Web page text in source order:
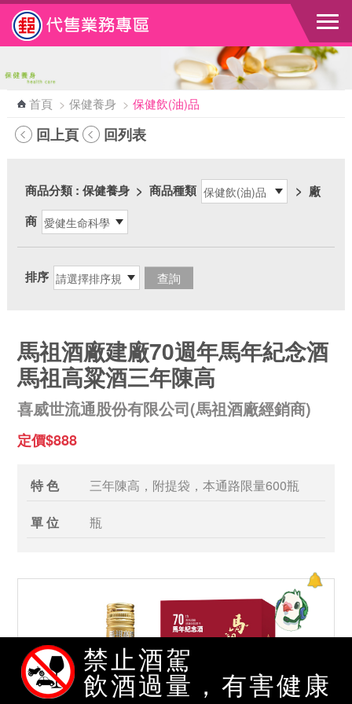
跳到主要內容區塊
首頁 > 保健養身 > 保健飲(油)品
回上頁 回列表
商品分類: 保健養身 > 商品種類 > 廠
商
排序
馬祖酒廠建廠70週年馬年紀念酒
馬祖高粱酒三年陳高
喜威世流通股份有限公司(馬祖酒廠經銷商)
定價$888
特 色 三年陳高，附提袋，本通路限量600瓶
單 位 瓶
禁止酒駕
飲酒過量，有害健康